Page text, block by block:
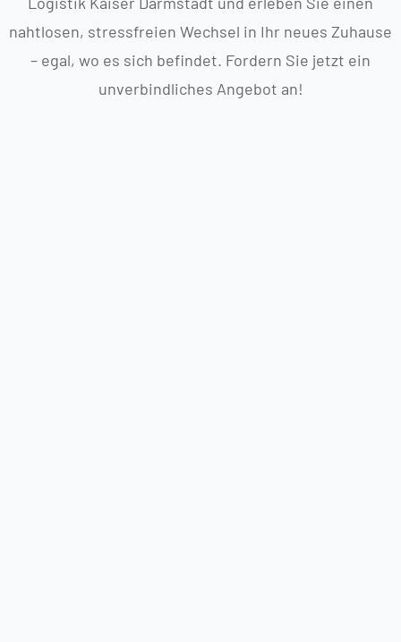
nahtlosen, stressfreien Wechsel in Ihr neues Zuhause
– egal, wo es sich befindet. Fordern Sie jetzt ein
unverbindliches Angebot an!